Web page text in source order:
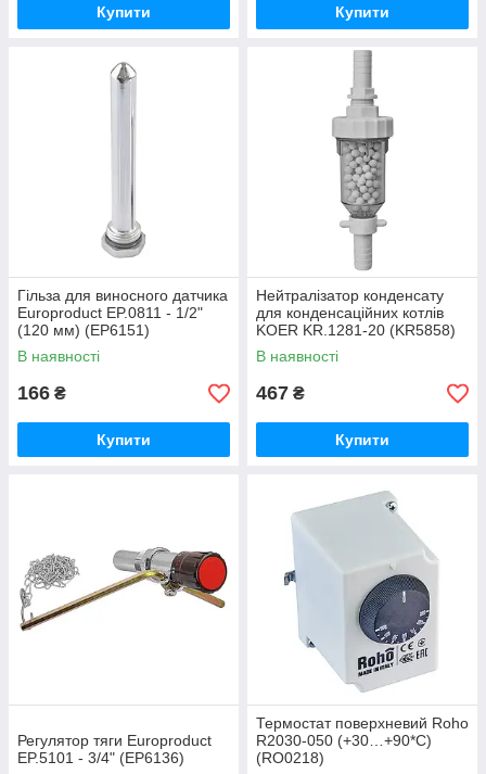
Купити Купити
Гільза для виносного датчика
Europroduct EP.0811 - 1/2"
(120 мм) (EP6151)
В наявності
166 ₴
Купити
Нейтралізатор конденсату
для конденсаційних котлів
KOER KR.1281-20 (KR5858)
В наявності
467 ₴
Купити
Регулятор тяги Europroduct
EP.5101 - 3/4" (EP6136)
Термостат поверхневий Roho
R2030-050 (+30…+90*C)
(RO0218)